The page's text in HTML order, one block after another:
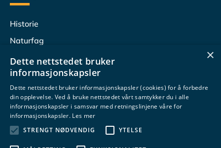
Historie
Naturfag
Lesersvar
Populærvitenskap
Undervisningstips
Følg oss
×
Dette nettstedet bruker
informasjonskapsler
Dette nettstedet bruker informasjonskapsler (cookies) for å forbedre
din opplevelse. Ved å bruke nettstedet vårt samtykker du i alle
informasjonskapsler i samsvar med retningslinjene våre for
informasjonskapsler. Les mer
STRENGT NØDVENDIG
YTELSE